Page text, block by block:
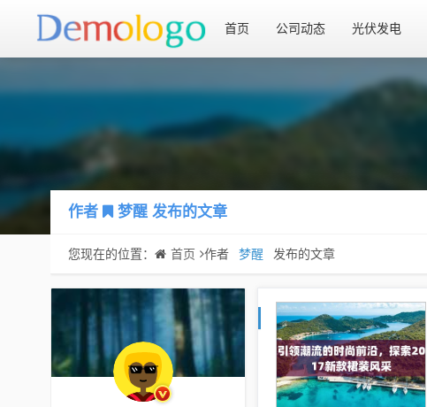
首页 公司动态 光伏发电
作者 梦醒 发布的文章
您现在的位置： 首页 作者 梦醒 发布的文章